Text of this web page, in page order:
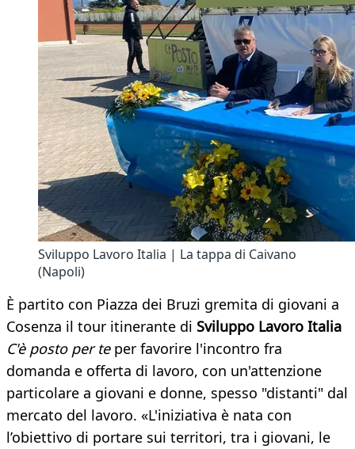
Sviluppo Lavoro Italia | La tappa di Caivano
(Napoli)
È partito con Piazza dei Bruzi gremita di giovani a
Cosenza il tour itinerante di Sviluppo Lavoro Italia
C'è posto per teper favorire l'incontro fra
domanda e offerta di lavoro, con un'attenzione
particolare a giovani e donne, spesso "distanti" dal
mercato del lavoro. «L'iniziativa è nata con
l’obiettivo di portare sui territori, tra i giovani, le